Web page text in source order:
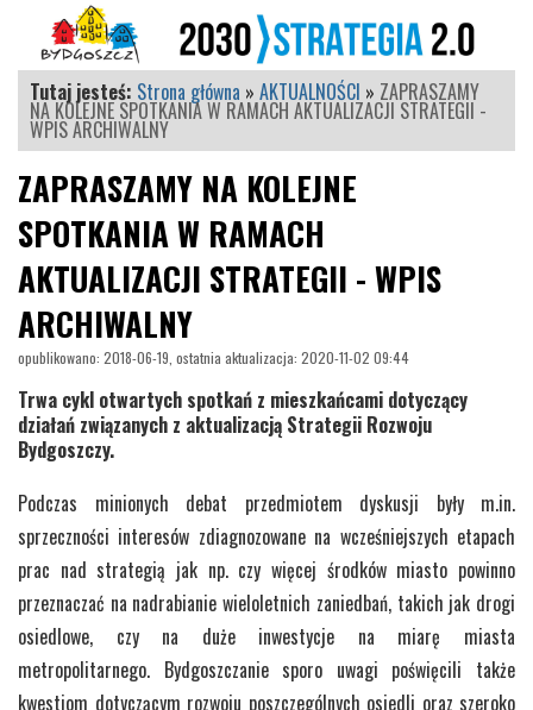
Tutaj jesteś: Strona główna » AKTUALNOŚCI » ZAPRASZAMY
NA KOLEJNE SPOTKANIA W RAMACH AKTUALIZACJI STRATEGII -
WPIS ARCHIWALNY
ZAPRASZAMY NA KOLEJNE
SPOTKANIA W RAMACH
AKTUALIZACJI STRATEGII - WPIS
ARCHIWALNY
opublikowano: 2018-06-19, ostatnia aktualizacja: 2020-11-02 09:44
Trwa cykl otwartych spotkań z mieszkańcami dotyczący
działań związanych z aktualizacją Strategii Rozwoju
Bydgoszczy.
Podczas minionych debat przedmiotem dyskusji były m.in.
sprzeczności interesów zdiagnozowane na wcześniejszych etapach
prac nad strategią jak np. czy więcej środków miasto powinno
przeznaczać na nadrabianie wieloletnich zaniedbań, takich jak drogi
osiedlowe, czy na duże inwestycje na miarę miasta
metropolitarnego. Bydgoszczanie sporo uwagi poświęcili także
kwestiom dotyczącym rozwoju poszczególnych osiedli oraz szeroko